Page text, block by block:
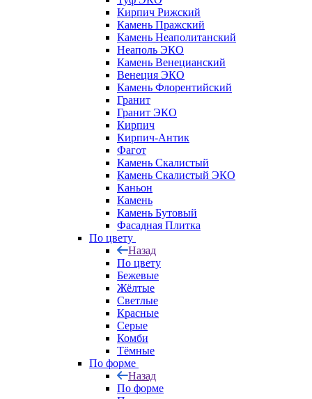
Кирпич Рижский
Камень Пражский
Камень Неаполитанский
Неаполь ЭКО
Камень Венецианский
Венеция ЭКО
Камень Флорентийский
Гранит
Гранит ЭКО
Кирпич
Кирпич-Антик
Фагот
Камень Скалистый
Камень Скалистый ЭКО
Каньон
Камень
Камень Бутовый
Фасадная Плитка
По цвету
Назад
По цвету
Бежевые
Жёлтые
Светлые
Красные
Серые
Комби
Тёмные
По форме
Назад
По форме